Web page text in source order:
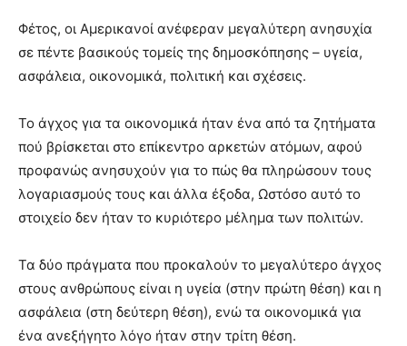
Φέτος, οι Αμερικανοί ανέφεραν μεγαλύτερη ανησυχία
σε πέντε βασικούς τομείς της δημοσκόπησης – υγεία,
ασφάλεια, οικονομικά, πολιτική και σχέσεις.
Το άγχος για τα οικονομικά ήταν ένα από τα ζητήματα
πού βρίσκεται στο επίκεντρο αρκετών ατόμων, αφού
προφανώς ανησυχούν για το πώς θα πληρώσουν τους
λογαριασμούς τους και άλλα έξοδα, Ωστόσο αυτό το
στοιχείο δεν ήταν το κυριότερο μέλημα των πολιτών.
Τα δύο πράγματα που προκαλούν το μεγαλύτερο άγχος
στους ανθρώπους είναι η υγεία (στην πρώτη θέση) και η
ασφάλεια (στη δεύτερη θέση), ενώ τα οικονομικά για
ένα ανεξήγητο λόγο ήταν στην τρίτη θέση.